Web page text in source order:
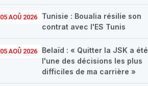
05 AOÛ 2026
Tunisie : Boualia résilie son
contrat avec l'ES Tunis
05 AOÛ 2026
Belaïd : « Quitter la JSK a été
l'une des décisions les plus
difficiles de ma carrière »